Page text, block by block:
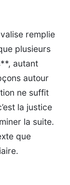
remplie
plusieurs
autant
autour
ne suffit
la justice
la suite.
que